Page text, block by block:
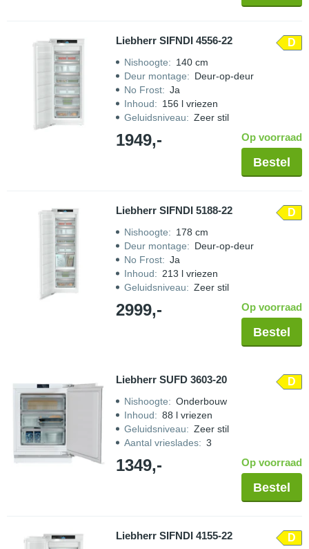
Liebherr SIFNDI 4556-22 D
Nishoogte: 140 cm
Deur montage: Deur-op-deur
No Frost: Ja
Inhoud: 156 l vriezen
Geluidsniveau: Zeer stil
1949,- Op voorraad
Bestel
Liebherr SIFNDI 5188-22 D
Nishoogte: 178 cm
Deur montage: Deur-op-deur
No Frost: Ja
Inhoud: 213 l vriezen
Geluidsniveau: Zeer stil
2999,- Op voorraad
Bestel
Liebherr SUFD 3603-20 D
Nishoogte: Onderbouw
Inhoud: 88 l vriezen
Geluidsniveau: Zeer stil
Aantal vrieslades: 3
1349,- Op voorraad
Bestel
Liebherr SIFNDI 4155-22 D